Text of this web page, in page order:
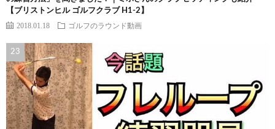
【ブリストンヒル ゴルフクラブ H1-2】
2018.01.18 ゴルフのラウンド動画